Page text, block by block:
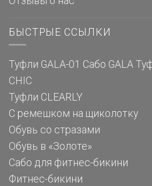
БЫСТРЫЕ ССЫЛКИ
Туфли GALA-01 Сабо GALA
CHIC
Туфли CLEARLY
С ремешком на щиколотку
Обувь со стразами
Обувь в «Золоте»
Сабо для фитнес-бикини
Фитнес-бикини